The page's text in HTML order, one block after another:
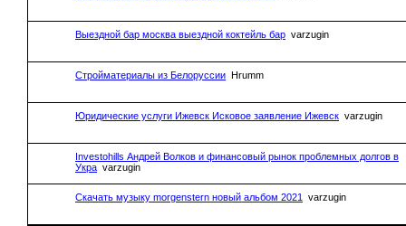
Выездной бар москва выездной коктейль бар varzugin
Стройматериалы из Белоруссии Hrumm
Юридические услуги Ижевск Исковое заявление Ижевск varzugin
Investohills Андрей Волков и финансовый рынок проблемных долгов в
Укра varzugin
Скачать музыку morgenstern новый альбом 2021 varzugin